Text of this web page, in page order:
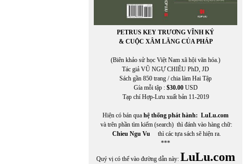
MINH THÙY
Miura Chora
Mukôda Kuniko
MỸ CA
PETRUS KEY TRƯƠNG VĨNH KÝ
& CUỘC XÂM LĂNG CỦA PHÁP
(Biên khảo sử học Việt Nam xã hội văn hóa.)
Tác giả VŨ NGỰ CHIÊU PhD, JD
Sách gần 850 trang / chia làm Hai Tập
Gía mỗi tập : $30.00USD
Tạp chí Hợp-Lưu xuất bản 11-2019
Hiện có bán qua hệ thống phát hành: LuLu.com
và trên phần tìm kiếm (search) thì đánh vào hàng chữ:
Chieu Ngu Vu thì các tựa sách sẽ hiện ra.
***
Quý vị có thể vào đường dẫn này: LuLu.com